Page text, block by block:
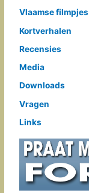
Vlaamse filmpjes
Kortverhalen
Recensies
Media
Downloads
Vragen
Links